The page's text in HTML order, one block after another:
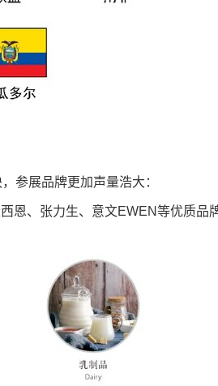
参展品牌更加声量浩大：
恩、张力生、意文EWEN等优质品